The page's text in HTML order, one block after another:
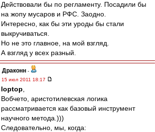
Действовали бы по регламенту. Посадили бы
на жопу мусаров и РФС. Заодно.
Интересно, как бы эти уроды бы стали
выкручиваться.
Но не это главное, на мой взгляд.
А взгляд у всех разный.
Драконн -
15 июл 2011 18:17
loptop
Вобчето, аристотилевская логика
рассматривается как базовый инструмент
научного метода.)))
Следовательно, мы, когда: